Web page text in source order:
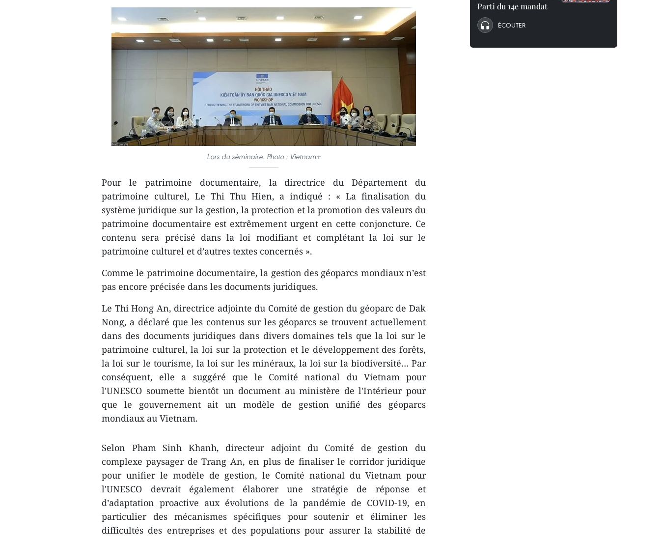
Lors du séminaire. Photo : Vietnam+
Pour le patrimoine documentaire, la directrice du Département du
patrimoine culturel, Le Thi Thu Hien, a indiqué : « La finalisation du
système juridique sur la gestion, la protection et la promotion des valeurs du
patrimoine documentaire est extrêmement urgent en cette conjoncture. Ce
contenu sera précisé dans la loi modifiant et complétant la loi sur le
patrimoine culturel et d’autres textes concernés ».
Comme le patrimoine documentaire, la gestion des géoparcs mondiaux n’est
pas encore précisée dans les documents juridiques.
Le Thi Hong An, directrice adjointe du Comité de gestion du géoparc de Dak
Nong, a déclaré que les contenus sur les géoparcs se trouvent actuellement
dans des documents juridiques dans divers domaines tels que la loi sur le
patrimoine culturel, la loi sur la protection et le développement des forêts,
la loi sur le tourisme, la loi sur les minéraux, la loi sur la biodiversité… Par
conséquent, elle a suggéré que le Comité national du Vietnam pour
l'UNESCO soumette bientôt un document au ministère de l'Intérieur pour
que le gouvernement ait un modèle de gestion unifié des géoparcs
mondiaux au Vietnam.
Selon Pham Sinh Khanh, directeur adjoint du Comité de gestion du
complexe paysager de Trang An, en plus de finaliser le corridor juridique
pour unifier le modèle de gestion, le Comité national du Vietnam pour
l'UNESCO devrait également élaborer une stratégie de réponse et
d’adaptation proactive aux évolutions de la pandémie de COVID-19, en
particulier des mécanismes spécifiques pour soutenir et éliminer les
difficultés des entreprises et des populations pour assurer la stabilité de
Parti du 14e mandat
ÉCOUTER